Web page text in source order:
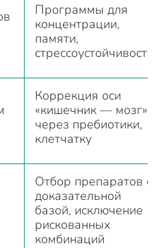
Программы для
концентрации,
памяти,
стрессоустойчивости
Коррекция оси
«кишечник — мозг»
через пребиотики,
клетчатку
Отбор препаратов с
доказательной
базой, исключение
рискованных
комбинаций